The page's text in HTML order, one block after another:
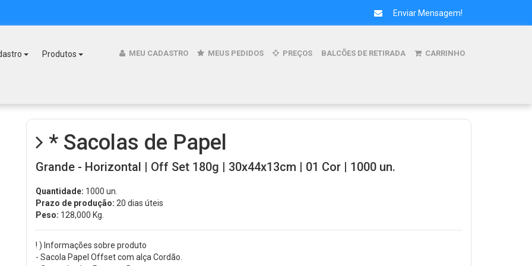
Enviar Mensagem!
Produtos MEU CADASTRO MEUS PEDIDOS PREÇOS BALCÕES DE RETIRADA CARRINHO
* Sacolas de Papel
Grande - Horizontal | Off Set 180g | 30x44x13cm | 01 Cor | 1000 un.
Quantidade: 1000 un.
Prazo de produção: 20 dias úteis
Peso: 128,000 Kg.
! ) Informações sobre produto
- Sacola Papel Offset com alça Cordão.